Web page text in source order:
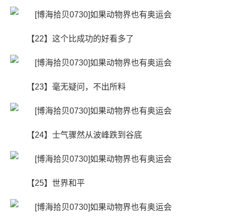
【22】这个比成功的好看多了
【23】毫无疑问，不出所料
【24】士气骤然从波峰跌到谷底
【25】世界和平